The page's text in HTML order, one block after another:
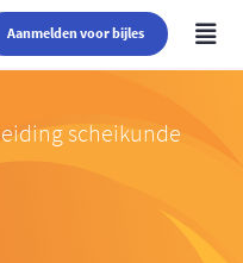
Aanmelden voor bijles
scheikunde